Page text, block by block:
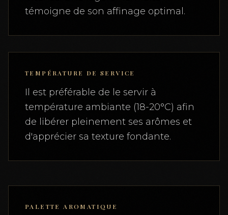
témoigne de son affinage optimal.
TEMPÉRATURE DE SERVICE
Il est préférable de le servir à
température ambiante (18-20°C) afin
de libérer pleinement ses arômes et
d'apprécier sa texture fondante.
PALETTE AROMATIQUE